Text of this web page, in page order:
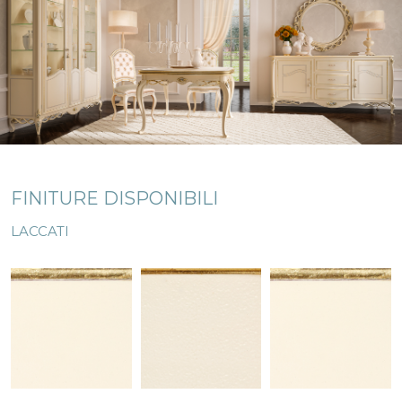
FINITURE DISPONIBILI
LACCATI